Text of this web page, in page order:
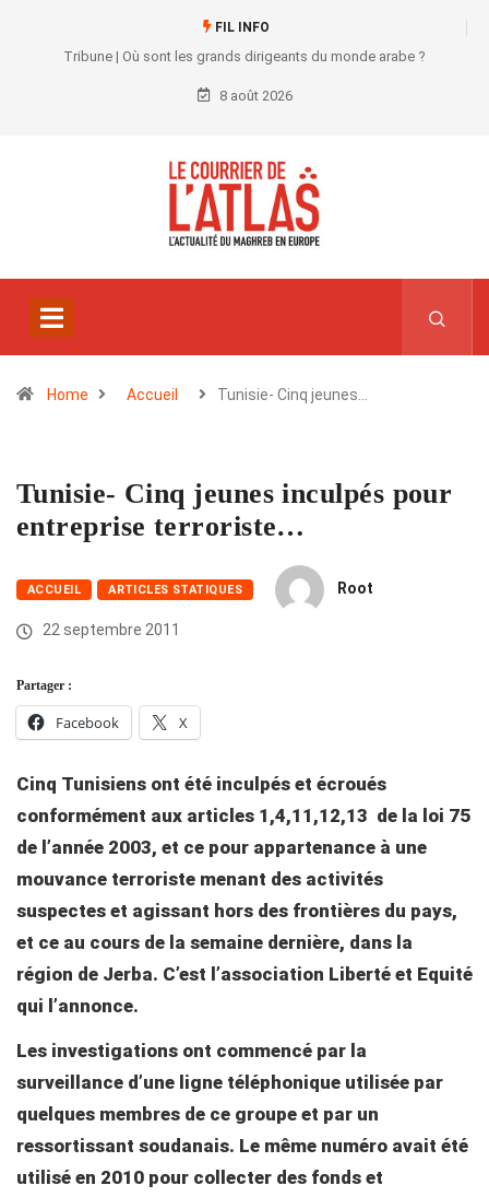
FIL INFO
Tribune | Où sont les grands dirigeants du monde arabe ?
8 août 2026
Home Accueil Tunisie- Cinq jeunes…
Tunisie- Cinq jeunes inculpés pour
entreprise terroriste…
ACCUEIL ARTICLES STATIQUES Root
22 septembre 2011
Partager :
Facebook X
Cinq Tunisiens ont été inculpés et écroués
conformément aux articles 1,4,11,12,13 de la loi 75
de l’année 2003, et ce pour appartenance à une
mouvance terroriste menant des activités
suspectes et agissant hors des frontières du pays,
et ce au cours de la semaine dernière, dans la
région de Jerba. C’est l’association Liberté et Equité
qui l’annonce.
Les investigations ont commencé par la
surveillance d’une ligne téléphonique utilisée par
quelques membres de ce groupe et par un
ressortissant soudanais. Le même numéro avait été
utilisé en 2010 pour collecter des fonds et